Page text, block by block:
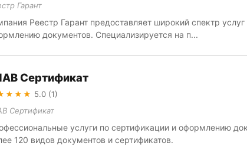
Гарант
Реестр Гарант предоставляет широкий спектр
документов. Специализируется на п...
Сертификат
5.0 (1)
Сертификат
услуги по сертификации и оформлению
120 видов документов и сертификатов.